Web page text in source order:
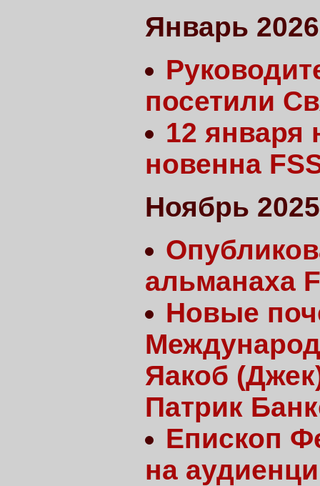
Январь 2026
посетили
12 января
новенна
Ноябрь 2025
альманаха
Новые
Яакоб
Патрик
Епископ
на